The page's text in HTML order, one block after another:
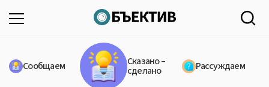
Сообщаем Сказано –
сделано Рассуждаем